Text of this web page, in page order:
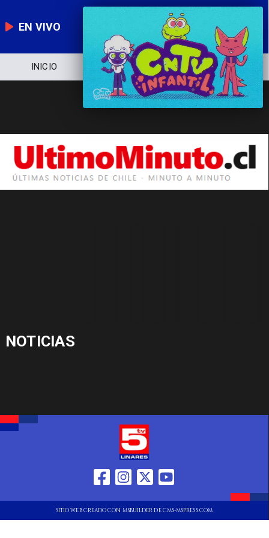
EN VIVO
INICIO NOTICIERO POLÍTICA
NOTICIAS
SITIO WEB CREADO CON MSBUILDER DE CMS-MSPRESS.COM